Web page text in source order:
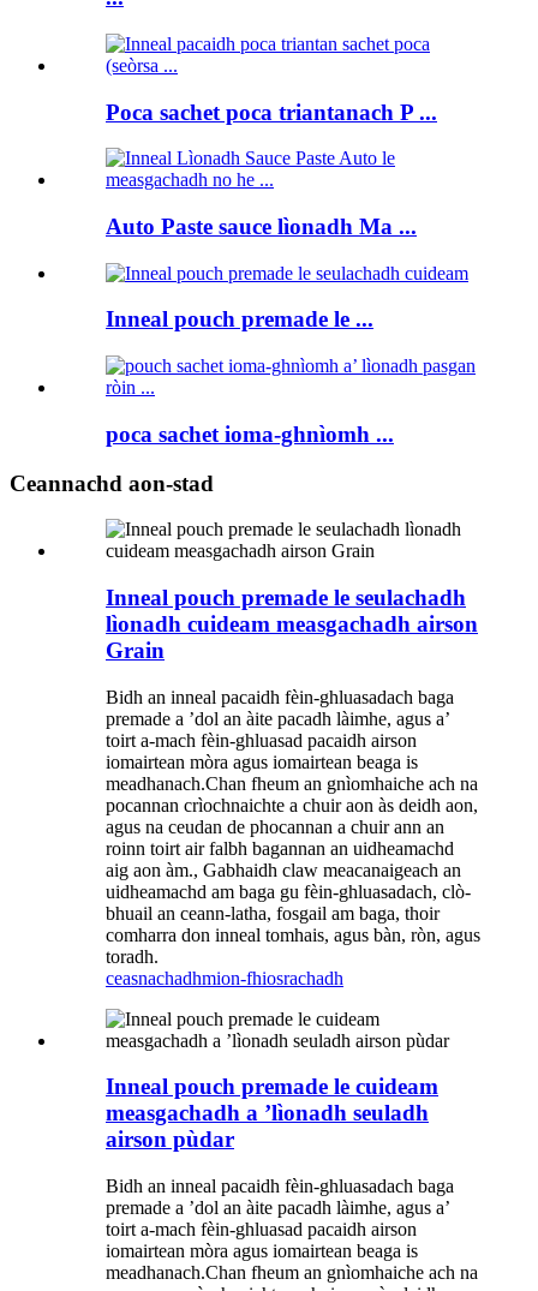
Poca sachet poca triantanach P ...
Auto Paste sauce lìonadh Ma ...
Inneal pouch premade le ...
poca sachet ioma-ghnìomh ...
Ceannachd aon-stad
Inneal pouch premade le seulachadh
lìonadh cuideam measgachadh airson
Grain
Bidh an inneal pacaidh fèin-ghluasadach baga
premade a ’dol an àite pacadh làimhe, agus a’
toirt a-mach fèin-ghluasad pacaidh airson
iomairtean mòra agus iomairtean beaga is
meadhanach.Chan fheum an gnìomhaiche ach na
pocannan crìochnaichte a chuir aon às deidh aon,
agus na ceudan de phocannan a chuir ann an
roinn toirt air falbh bagannan an uidheamachd
aig aon àm., Gabhaidh claw meacanaigeach an
uidheamachd am baga gu fèin-ghluasadach, clò-
bhuail an ceann-latha, fosgail am baga, thoir
comharra don inneal tomhais, agus bàn, ròn, agus
toradh.
ceasnachadhmion-fhiosrachadh
Inneal pouch premade le cuideam
measgachadh a ’lìonadh seuladh
airson pùdar
Bidh an inneal pacaidh fèin-ghluasadach baga
premade a ’dol an àite pacadh làimhe, agus a’
toirt a-mach fèin-ghluasad pacaidh airson
iomairtean mòra agus iomairtean beaga is
meadhanach.Chan fheum an gnìomhaiche ach na